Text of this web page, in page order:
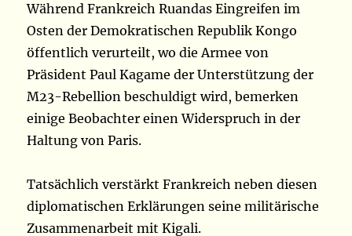
Während Frankreich Ruandas Eingreifen im
Osten der Demokratischen Republik Kongo
öffentlich verurteilt, wo die Armee von
Präsident Paul Kagame der Unterstützung der
M23-Rebellion beschuldigt wird, bemerken
einige Beobachter einen Widerspruch in der
Haltung von Paris.
Tatsächlich verstärkt Frankreich neben diesen
diplomatischen Erklärungen seine militärische
Zusammenarbeit mit Kigali.